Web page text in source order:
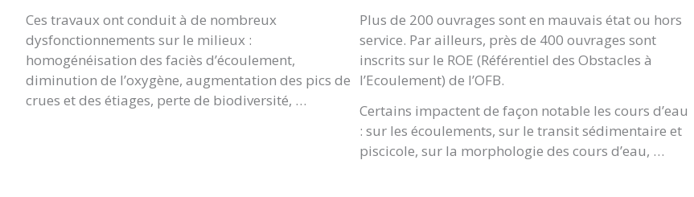
Ces travaux ont conduit à de nombreux
dysfonctionnements sur le milieux :
homogénéisation des faciès d’écoulement,
diminution de l’oxygène, augmentation des pics de
crues et des étiages, perte de biodiversité, …
Plus de 200 ouvrages sont en mauvais état ou hors
service. Par ailleurs, près de 400 ouvrages sont
inscrits sur le ROE (Référentiel des Obstacles à
l’Ecoulement) de l’OFB.
Certains impactent de façon notable les cours d’eau
: sur les écoulements, sur le transit sédimentaire et
piscicole, sur la morphologie des cours d’eau, …